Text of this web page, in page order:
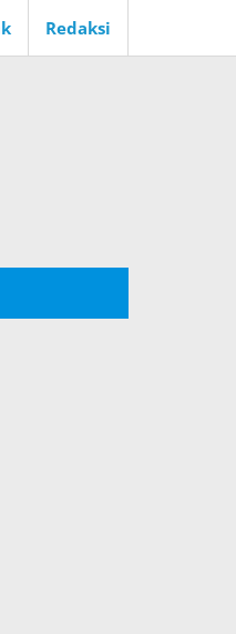
Redaksi